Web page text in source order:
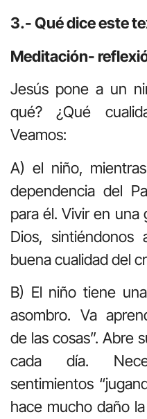
3.- Qué dice este
Meditación-
Jesús pone a un
qué? ¿Qué
Veamos:
A) el niño,
dependencia del
para él. Vivir en
Dios,
buena cualidad del
B) El niño tiene
asombro. Va
de las cosas”. Abre
cada día.
sentimientos
hace mucho daño